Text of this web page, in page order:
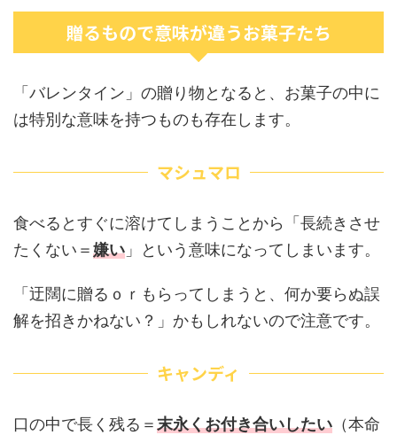
贈るもので意味が違うお菓子たち
「バレンタイン」の贈り物となると、お菓子の中に
は特別な意味を持つものも存在します。
マシュマロ
食べるとすぐに溶けてしまうことから「長続きさせ
たくない＝嫌い 」という意味になってしまいます。
「迂闊に贈るｏｒもらってしまうと、何か要らぬ誤
解を招きかねない？」かもしれないので注意です。
キャンディ
口の中で長く残る＝末永くお付き合いしたい （本命